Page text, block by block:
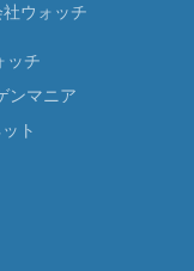
ウォッチ
ッチ
ンマニア
ト